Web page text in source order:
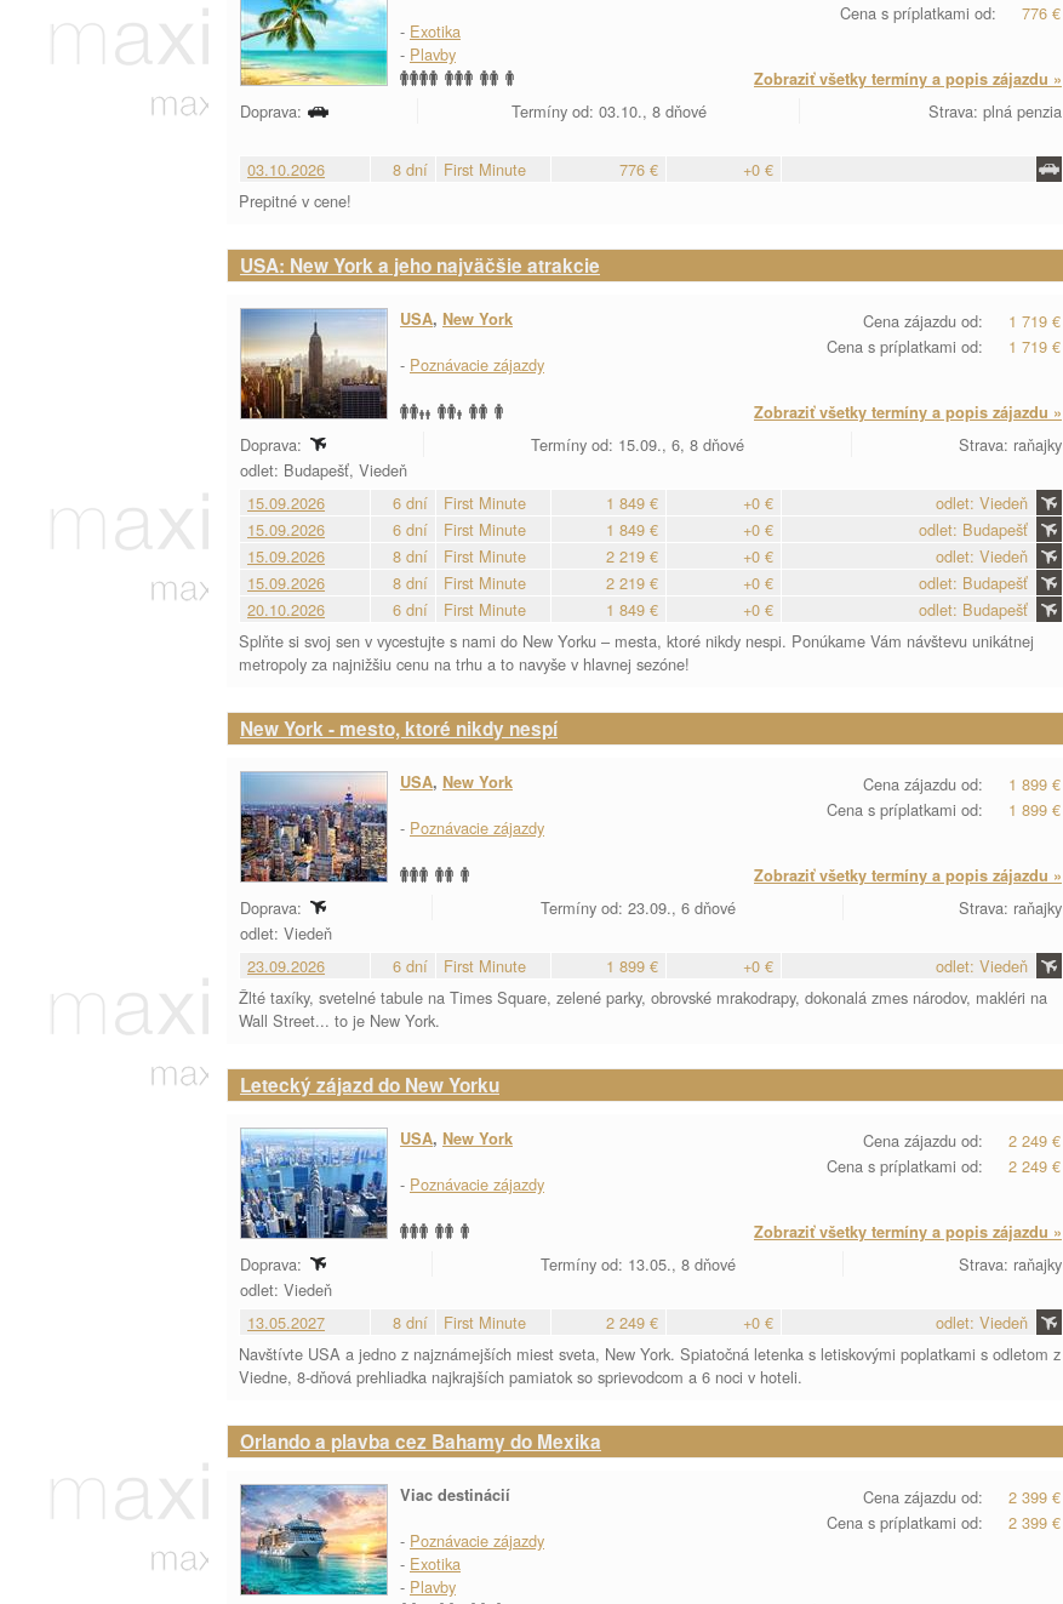
Cena s príplatkami od:
776 €
- Exotika
- Plavby
Zobraziť všetky termíny a popis zájazdu »
Doprava: Termíny od: 03.10., 8 dňové Strava: plná penzia
03.10.2026 8 dní First Minute 776 €
+0 €
Prepitné v cene!
USA: New York a jeho najväčšie atrakcie
Cena zájazdu od:
1 719 €
Cena s príplatkami od:
1 719 €
USA, New York
- Poznávacie zájazdy
Zobraziť všetky termíny a popis zájazdu »
Doprava: Termíny od: 15.09., 6, 8 dňové
Strava: raňajky
odlet: Budapešť, Viedeň
15.09.2026
6 dní First Minute 1 849 € +0 €
odlet: Viedeň
15.09.2026
6 dní First Minute 1 849 € +0 €
odlet: Budapešť
15.09.2026
8 dní First Minute 2 219 € +0 €
odlet: Viedeň
15.09.2026
8 dní First Minute 2 219 € +0 €
odlet: Budapešť
20.10.2026
6 dní First Minute 1 849 € +0 €
odlet: Budapešť
Splňte si svoj sen v vycestujte s nami do New Yorku – mesta, ktoré nikdy nespi. Ponúkame Vám návštevu unikátnej
metropoly za najnižšiu cenu na trhu a to navyše v hlavnej sezóne!
New York - mesto, ktoré nikdy nespí
Cena zájazdu od:
1 899 €
Cena s príplatkami od:
1 899 €
USA, New York
- Poznávacie zájazdy
Zobraziť všetky termíny a popis zájazdu »
Doprava: Termíny od: 23.09., 6 dňové
Strava: raňajky
odlet: Viedeň
23.09.2026
6 dní First Minute 1 899 € +0 €
odlet: Viedeň
Žlté taxíky, svetelné tabule na Times Square, zelené parky, obrovské mrakodrapy, dokonalá zmes národov, makléri na
Wall Street... to je New York.
Letecký zájazd do New Yorku
Cena zájazdu od:
2 249 €
Cena s príplatkami od:
2 249 €
USA, New York
- Poznávacie zájazdy
Zobraziť všetky termíny a popis zájazdu »
Doprava: Termíny od: 13.05., 8 dňové
Strava: raňajky
odlet: Viedeň
13.05.2027
8 dní First Minute 2 249 € +0 €
odlet: Viedeň
Navštívte USA a jedno z najznámejších miest sveta, New York. Spiatočná letenka s letiskovými poplatkami s odletom z
Viedne, 8-dňová prehliadka najkrajších pamiatok so sprievodcom a 6 noci v hoteli.
Orlando a plavba cez Bahamy do Mexika
Cena zájazdu od:
2 399 €
Cena s príplatkami od:
2 399 €
Viac destinácií
- Poznávacie zájazdy
- Exotika
- Plavby